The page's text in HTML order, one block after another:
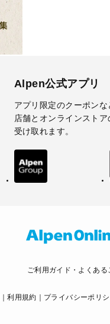
Alpen公式アプリ
アプリ限定のクーポンな
店舗とオンラインスト
受け取れます。
ご利用ガイド・よくある
利用規約 プライバシーポリ